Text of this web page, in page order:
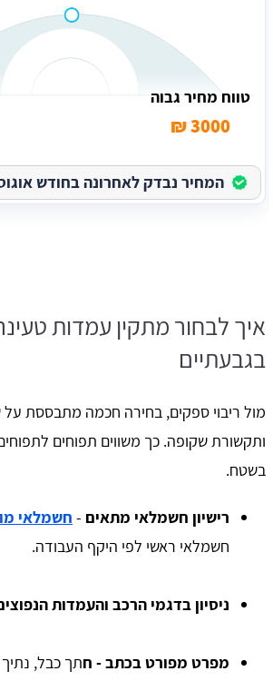
טווח מחיר גבוה
3000 ₪
המחיר נבדק לאחרונה בחודש אוגוסט
איך לבחור מתקין עמדות
בגבעתיים
מול ריבוי ספקים, בחירה חכמה מתבססת על
ותקשורת שקופה. כך משווים תפוחים
בשטח.
רישיון חשמלאי מתאים - חשמלאי
חשמלאי ראשי לפי היקף העבודה.
ניסיון בדגמי הרכב והעמדות
מפרט מפורט בכתב - חתך כבל,